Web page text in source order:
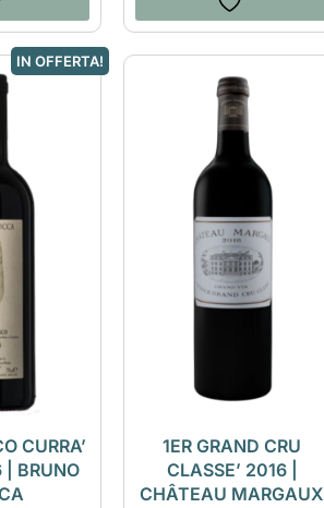
IN OFFERTA!
CURRA’
| BRUNO
1ER GRAND CRU
CLASSE’ 2016 |
CHÂTEAU MARGAUX